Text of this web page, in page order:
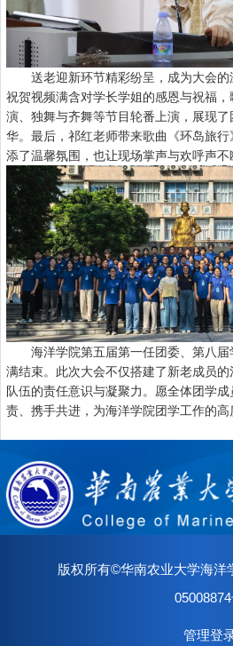
送老迎新环节精彩纷呈，成为大会
祝贺视频满含对学长学姐的感恩与祝福
演、独舞与齐舞等节目轮番上演，展现
华。最后，祁红老师带来歌曲《环岛旅
添了温馨氛围，也让现场掌声与欢呼声不
海洋学院第五届第一任团委、第八
满结束。此次大会不仅搭建了新老成员
队伍的责任意识与凝聚力。愿全体团学
责、携手共进，为海洋学院团学工作的高
版权所有©华南农业大学海洋
管理登